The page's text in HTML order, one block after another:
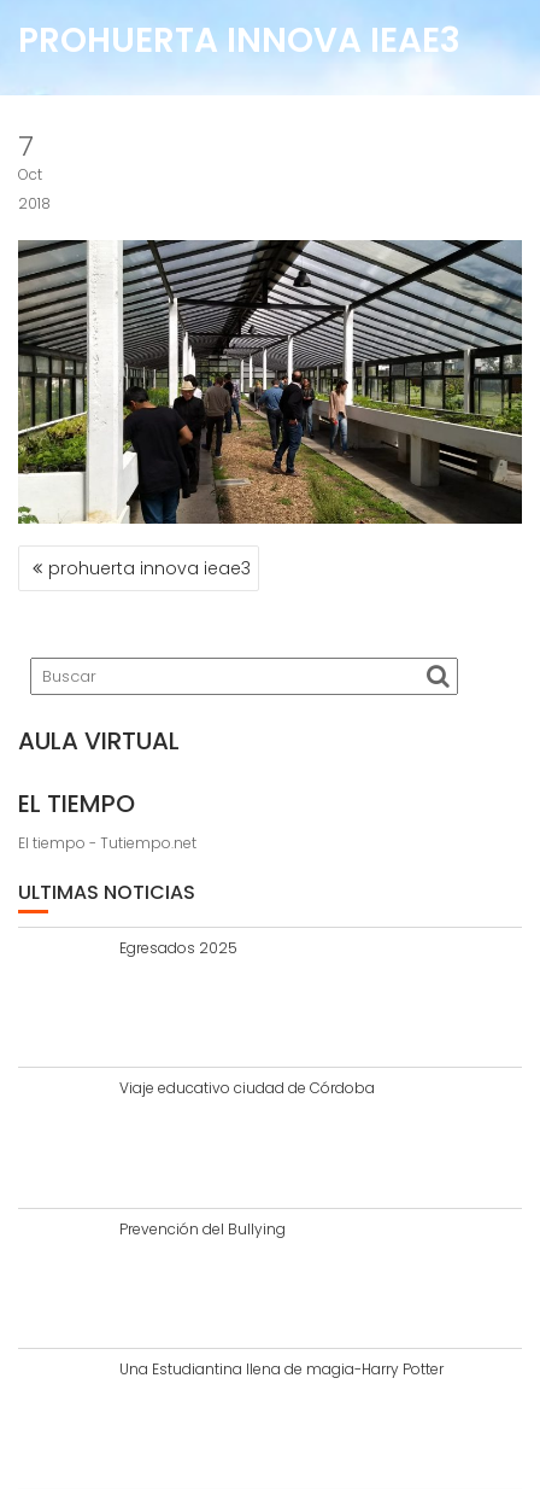
PROHUERTA INNOVA IEAE3
7
Oct
2018
NAVEGACIÓN
DEprohuerta innova ieae3
AULA VIRTUAL
EL TIEMPO
El tiempo - Tutiempo.net
ULTIMAS NOTICIAS
Egresados 2025
Viaje educativo ciudad de Córdoba
Prevención del Bullying
Una Estudiantina llena de magia-Harry Potter